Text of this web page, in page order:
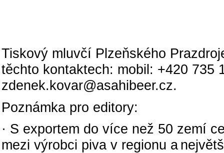
Tiskový mluvčí Plzeňského
těchto kontaktech: mobil: +420 735
zdenek.kovar@asahibeer.cz.
Poznámka pro editory:
· S exportem do více než 50 zemí
mezi výrobci piva v regionu a